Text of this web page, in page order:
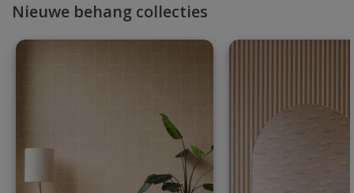
Nieuwe behang collecties